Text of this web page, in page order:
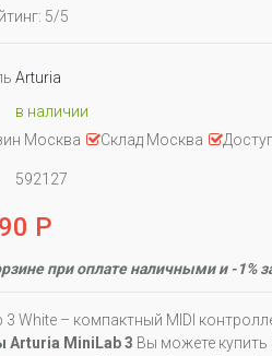
5/5
Arturia
в наличии
Москва
Склад Москва
592127
Р
при оплате наличными и -1%
3 White – компактный MIDI
Arturia MiniLab 3 Вы можете